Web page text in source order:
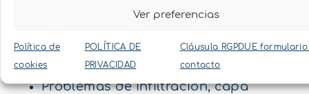
Ver preferencias
Política de
cookies
POLÍTICA DE
PRIVACIDAD
Cláusula RGPDUE
contacto
agua por la planta.
Balance de agua en el suelo.
Movimiento del agua en el perfil.
Problemas de infiltración, capa